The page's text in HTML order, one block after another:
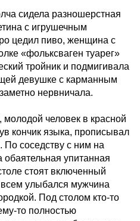
сидела разношерстная
с игрушечным
цедил пиво, женщина с
«фольксваген туарег»
тройник и подмигивала
девушке с карманным
нервничала.
человек в красной
кончик языка, прописывал
По соседству с ним на
упитанная
стоят включенный
всем улыбался мужчина
Под столом кто-то
то полностью